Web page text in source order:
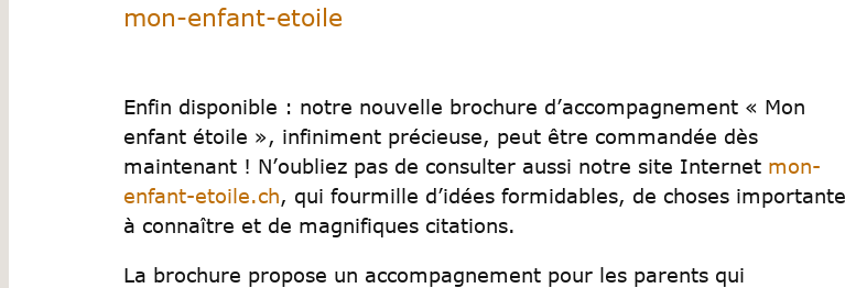
mon-enfant-etoile
Enfin disponible : notre nouvelle brochure d’accompagnement « Mon
enfant étoile », infiniment précieuse, peut être commandée dès
maintenant ! N’oubliez pas de consulter aussi notre site Internet mon-
enfant-etoile.ch, qui fourmille d’idées formidables, de choses
à connaître et de magnifiques citations.
La brochure propose un accompagnement pour les parents qui